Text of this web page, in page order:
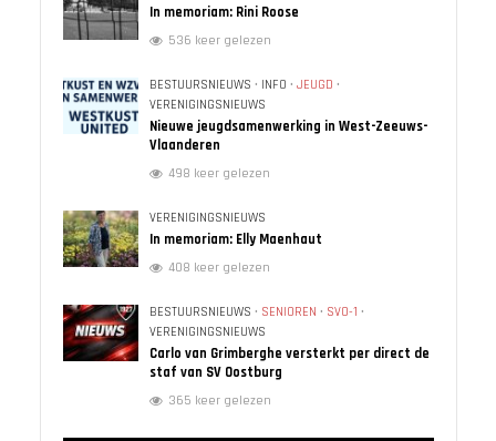
In memoriam: Rini Roose
536 keer gelezen
BESTUURSNIEUWS • INFO • JEUGD •
VERENIGINGSNIEUWS
Nieuwe jeugdsamenwerking in West-Zeeuws-
Vlaanderen
498 keer gelezen
VERENIGINGSNIEUWS
In memoriam: Elly Maenhaut
408 keer gelezen
BESTUURSNIEUWS • SENIOREN • SVO-1 •
VERENIGINGSNIEUWS
Carlo van Grimberghe versterkt per direct de
staf van SV Oostburg
365 keer gelezen